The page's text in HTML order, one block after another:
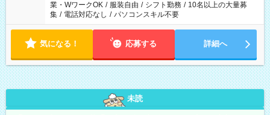
業・WワークOK / 服装自由 / シフト勤務 / 10名以上の大量募
集 / 電話対応なし / パソコンスキル不要
気になる！ 応募する 詳細へ
未読